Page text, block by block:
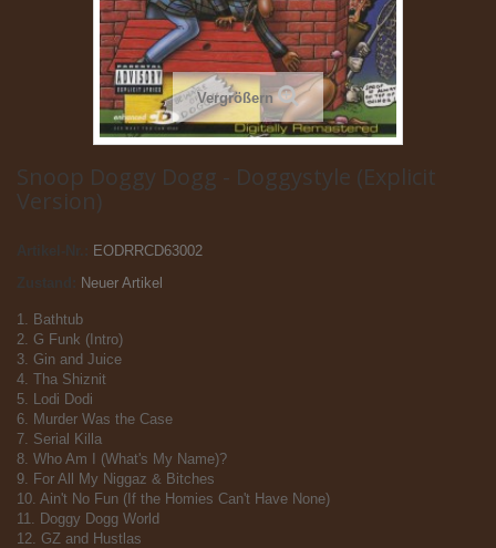
Vergrößern
Snoop Doggy Dogg - Doggystyle (Explicit
Version)
Artikel-Nr.:
EODRRCD63002
Zustand:
Neuer Artikel
1. Bathtub
2. G Funk (Intro)
3. Gin and Juice
4. Tha Shiznit
5. Lodi Dodi
6. Murder Was the Case
7. Serial Killa
8. Who Am I (What's My Name)?
9. For All My Niggaz & Bitches
10. Ain't No Fun (If the Homies Can't Have None)
11. Doggy Dogg World
12. GZ and Hustlas